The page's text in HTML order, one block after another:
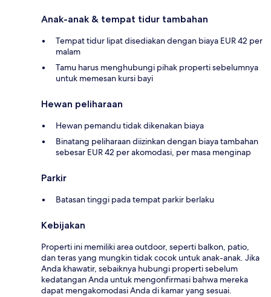
Anak-anak & tempat tidur tambahan
Tempat tidur lipat disediakan dengan biaya EUR 42 per
malam
Tamu harus menghubungi pihak properti sebelumnya
untuk memesan kursi bayi
Hewan peliharaan
Hewan pemandu tidak dikenakan biaya
Binatang peliharaan diizinkan dengan biaya tambahan
sebesar EUR 42 per akomodasi, per masa menginap
Parkir
Batasan tinggi pada tempat parkir berlaku
Kebijakan
Properti ini memiliki area outdoor, seperti balkon, patio,
dan teras yang mungkin tidak cocok untuk anak-anak. Jika
Anda khawatir, sebaiknya hubungi properti sebelum
kedatangan Anda untuk mengonfirmasi bahwa mereka
dapat mengakomodasi Anda di kamar yang sesuai.